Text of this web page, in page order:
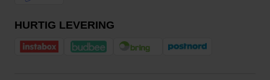
HURTIG LEVERING